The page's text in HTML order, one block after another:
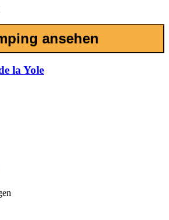
ansehen
la Yole